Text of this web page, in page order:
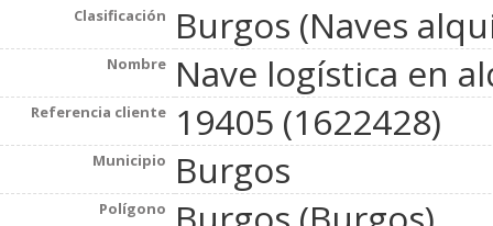
Clasificación Burgos (Naves
Nombre Nave logística en
Referencia cliente 19405 (1622428)
Municipio Burgos
Polígono